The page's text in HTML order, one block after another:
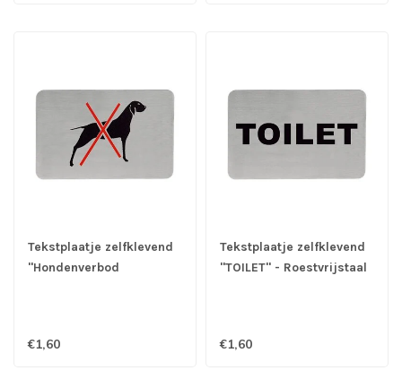
Tekstplaatje zelfklevend
"Hondenverbod
€1,60
Tekstplaatje zelfklevend
"TOILET" - Roestvrijstaal
€1,60